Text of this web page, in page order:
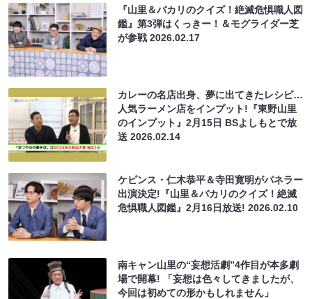
『山里＆バカリのクイズ！絶滅危惧職人図
鑑』第3弾はくっきー！＆モグライダー芝
が参戦2026.02.17
カレーの名店出身、夢に出てきたレシピ…
人気ラーメン店をインプット!『東野山里
のインプット』2月15日 BSよしもとで放
送2026.02.14
ケビンス・仁木恭平＆寺田寛明がパネラー
出演決定!『山里＆バカリのクイズ！絶滅
危惧職人図鑑』2月16日放送!2026.02.10
南キャン山里の“妄想活劇”4作目が本多劇
場で開幕! 「妄想は色々してきましたが、
今回は初めての形かもしれません」